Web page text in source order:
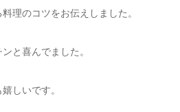
理のコツをお伝えしました。
と喜んでました。
しいです。